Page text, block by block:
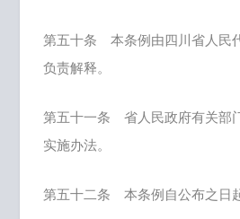
第五十条 本条例由四川省人民
负责解释。
第五十一条 省人民政府有关部
实施办法。
第五十二条 本条例自公布之日